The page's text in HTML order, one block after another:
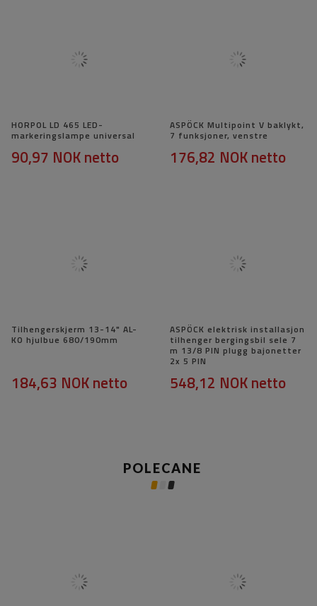
HORPOL LD 465 LED-
markeringslampe universal
90,97 NOKnetto
ASPÖCK Multipoint V baklykt,
7 funksjoner, venstre
176,82 NOKnetto
Tilhengerskjerm 13-14" AL-
KO hjulbue 680/190mm
184,63 NOKnetto
ASPÖCK elektrisk installasjon
tilhenger bergingsbil sele 7
m 13/8 PIN plugg bajonetter
2x 5 PIN
548,12 NOKnetto
POLECANE